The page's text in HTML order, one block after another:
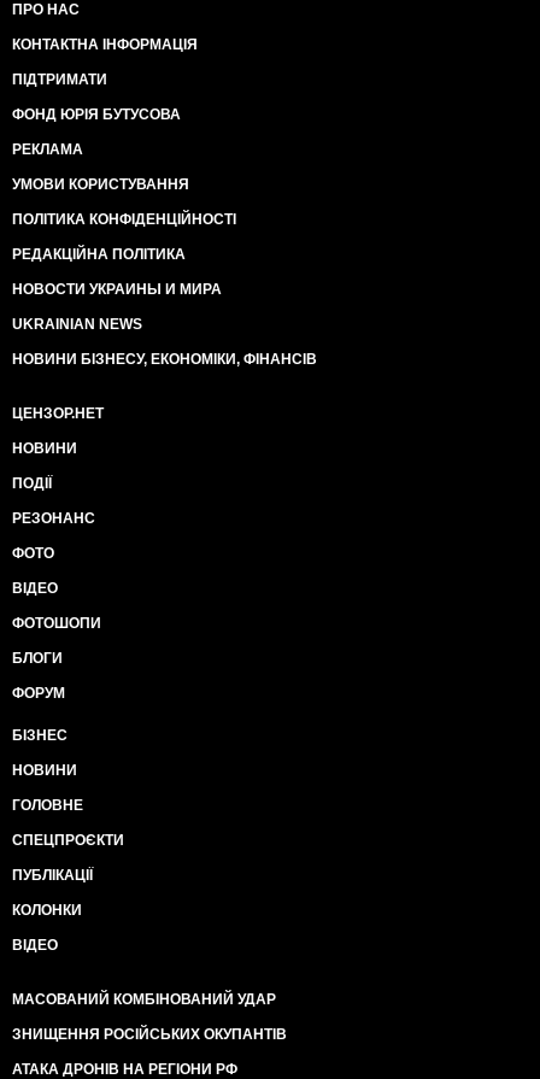
ПРО НАС
КОНТАКТНА ІНФОРМАЦІЯ
ПІДТРИМАТИ
ФОНД ЮРІЯ БУТУСОВА
РЕКЛАМА
УМОВИ КОРИСТУВАННЯ
ПОЛІТИКА КОНФІДЕНЦІЙНОСТІ
РЕДАКЦІЙНА ПОЛІТИКА
НОВОСТИ УКРАИНЫ И МИРА
UKRAINIAN NEWS
НОВИНИ БІЗНЕСУ, ЕКОНОМІКИ, ФІНАНСІВ
ЦЕНЗОР.НЕТ
НОВИНИ
ПОДІЇ
РЕЗОНАНС
ФОТО
ВІДЕО
ФОТОШОПИ
БЛОГИ
ФОРУМ
БІЗНЕС
НОВИНИ
ГОЛОВНЕ
СПЕЦПРОЄКТИ
ПУБЛІКАЦІЇ
КОЛОНКИ
ВІДЕО
МАСОВАНИЙ КОМБІНОВАНИЙ УДАР
ЗНИЩЕННЯ РОСІЙСЬКИХ ОКУПАНТІВ
АТАКА ДРОНІВ НА РЕГІОНИ РФ